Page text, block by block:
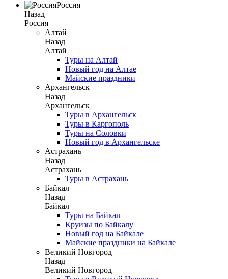
Россия
Назад
Россия
Алтай
Назад
Алтай
Туры на Алтай
Новый год на Алтае
Майские праздники
Архангельск
Назад
Архангельск
Туры в Архангельск
Туры в Каргополь
Туры на Соловки
Новый год в Архангельске
Астрахань
Назад
Астрахань
Туры в Астрахань
Байкал
Назад
Байкал
Туры на Байкал
Круизы по Байкалу
Новый год на Байкале
Майские праздники на Байкале
Великий Новгород
Назад
Великий Новгород